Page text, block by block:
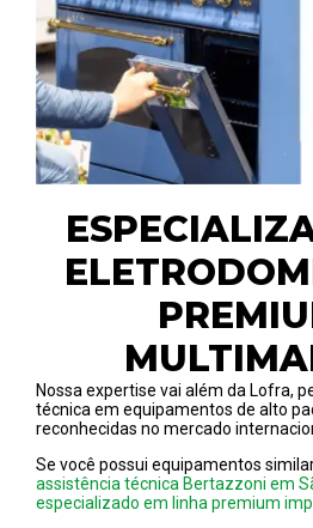
Nossa expertise vai além da Lofra,
técnica em equipamentos de alto
reconhecidas no mercado
Se você possui equipamentos
assistência técnica Bertazzoni em
especializado em linha premium